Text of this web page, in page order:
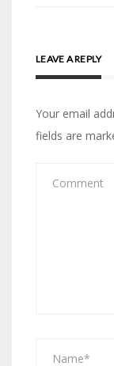
LEAVE A REPLY
Your email
fields are